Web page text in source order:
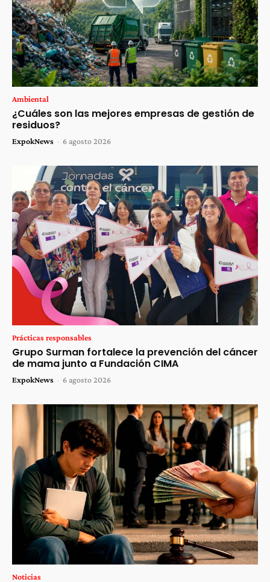
Ambiental
¿Cuáles son las mejores empresas de gestión de
residuos?
ExpokNews - 6 agosto 2026
Prácticas responsables
Grupo Surman fortalece la prevención del cáncer
de mama junto a Fundación CIMA
ExpokNews - 6 agosto 2026
Noticias